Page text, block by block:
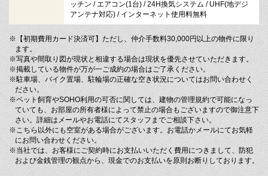
ッチン / エアコン(1台) / 24H換気システム / UHF(地デジ
アンテナ対応) / インターネット使用料無料
※【初期費用カード決済可】ただし、仲介手数料30,000円以上の物件に限り
ます。
※写真や間取り図が現状と相違する場合は現状を優先させていただきます。
※掲載している物件が万が一ご成約の場合はご了承ください。
※駐車場、バイク置場、駐輪場の正確な空き状況についてはお問い合わせく
ださい。
※ペット飼育やSOHO利用の可否に関しては、建物の管理規約で可能になっ
ていても、お部屋の所有者様によって禁止の場合もございますので御注意下
さい。詳細はメールやお電話にてスタッフまでご相談下さい。
※こちら以外にも空室がある場合がございます。お電話かメールにてお気軽
にお問い合わせください。
※当社では、お客様にご契約時にお支払いいただく費用につきまして、防犯
および金銭管理の観点から、現金でのお支払いを原則お断りしております。